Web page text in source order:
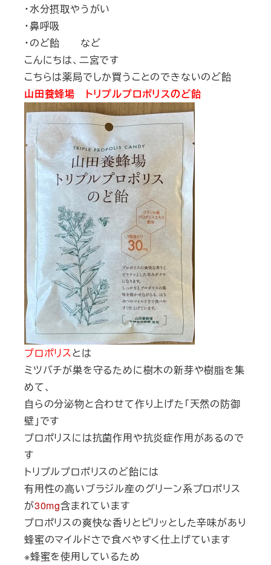
・水分摂取やうがい
・鼻呼吸
・のど飴 など
こんにちは、二宮です
こちらは薬局でしか買うことのできないのど飴
山田養蜂場 トリプルプロポリスのど飴
プロポリスとは
ミツバチが巣を守るために樹木の新芽や樹脂を集
めて、
自らの分泌物と合わせて作り上げた「天然の防御
壁」です
プロポリスには抗菌作用や抗炎症作用があるので
す
トリプルプロポリスのど飴には
有用性の高いブラジル産のグリーン系プロポリス
が30mg含まれています
プロポリスの爽快な香りとピリッとした辛味があり
蜂蜜のマイルドさで食べやすく仕上げています
※蜂蜜を使用しているため